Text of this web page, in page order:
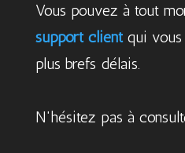
Vous pouvez à tout
support clientqui vous
plus brefs délais.
N'hésitez pas à